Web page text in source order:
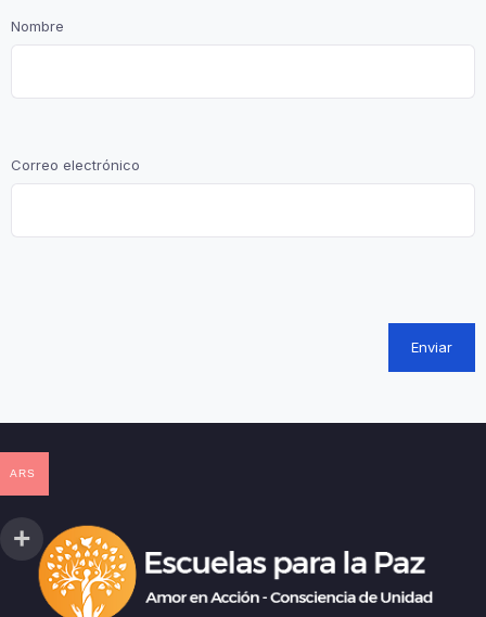
Nombre
Correo electrónico
ARS